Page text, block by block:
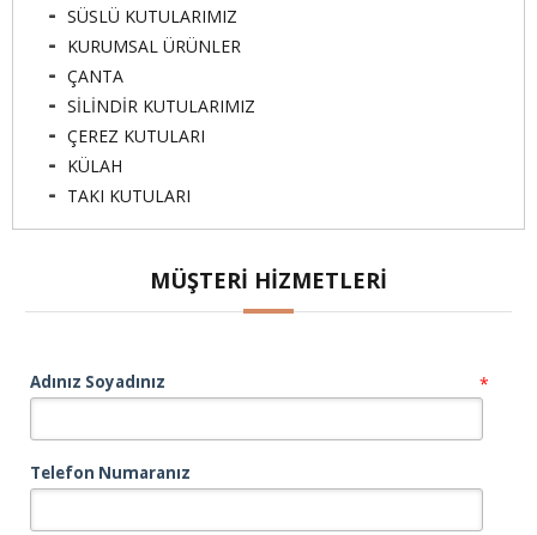
SÜSLÜ KUTULARIMIZ
KURUMSAL ÜRÜNLER
ÇANTA
SİLİNDİR KUTULARIMIZ
ÇEREZ KUTULARI
KÜLAH
TAKI KUTULARI
MÜŞTERI HIZMETLERI
Adınız Soyadınız *
Telefon Numaranız